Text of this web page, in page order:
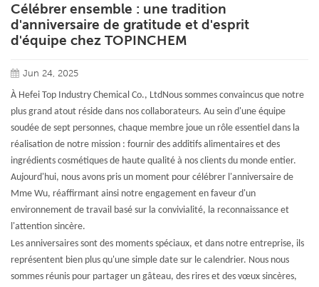
Célébrer ensemble : une tradition
d'anniversaire de gratitude et d'esprit
d'équipe chez TOPINCHEM
Jun 24, 2025
À Hefei Top Industry Chemical Co., LtdNous sommes convaincus que notre
plus grand atout réside dans nos collaborateurs. Au sein d'une équipe
soudée de sept personnes, chaque membre joue un rôle essentiel dans la
réalisation de notre mission : fournir des additifs alimentaires et des
ingrédients cosmétiques de haute qualité à nos clients du monde entier.
Aujourd'hui, nous avons pris un moment pour célébrer l'anniversaire de
Mme Wu, réaffirmant ainsi notre engagement en faveur d'un
environnement de travail basé sur la convivialité, la reconnaissance et
l'attention sincère.
Les anniversaires sont des moments spéciaux, et dans notre entreprise, ils
représentent bien plus qu'une simple date sur le calendrier. Nous nous
sommes réunis pour partager un gâteau, des rires et des vœux sincères,